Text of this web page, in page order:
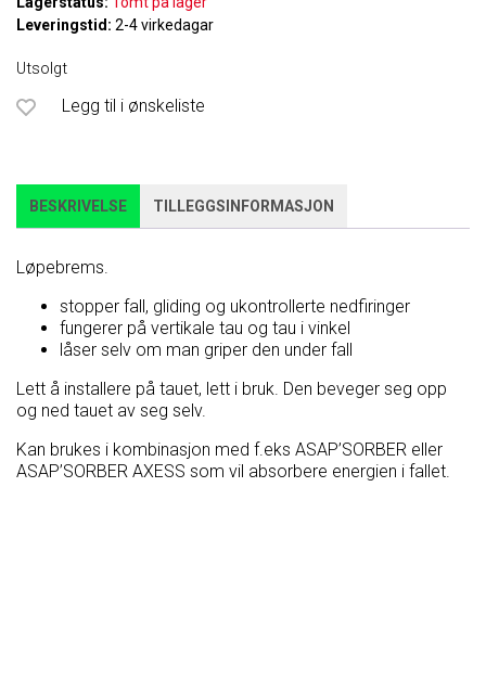
Leveringstid: 2-4 virkedagar
Utsolgt
Legg til i ønskeliste
BESKRIVELSE TILLEGGSINFORMASJON
Løpebrems.
stopper fall, gliding og ukontrollerte nedfiringer
fungerer på vertikale tau og tau i vinkel
låser selv om man griper den under fall
Lett å installere på tauet, lett i bruk. Den beveger seg opp
og ned tauet av seg selv.
Kan brukes i kombinasjon med f.eks ASAP’SORBER eller
ASAP’SORBER AXESS som vil absorbere energien i fallet.